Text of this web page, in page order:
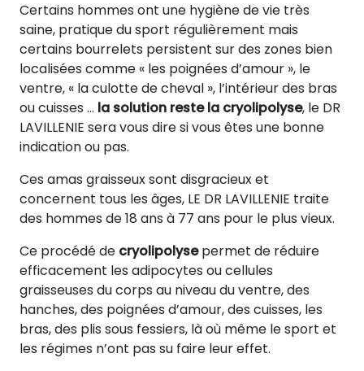
Certains hommes ont une hygiène de vie très
saine, pratique du sport régulièrement mais
certains bourrelets persistent sur des zones bien
localisées comme « les poignées d’amour », le
ventre, « la culotte de cheval », l’intérieur des bras
ou cuisses … la solution reste la cryolipolyse, le DR
LAVILLENIE sera vous dire si vous êtes une bonne
indication ou pas.
Ces amas graisseux sont disgracieux et
concernent tous les âges, LE DR LAVILLENIE traite
des hommes de 18 ans à 77 ans pour le plus vieux.
Ce procédé de cryolipolysepermet de réduire
efficacement les adipocytes ou cellules
graisseuses du corps au niveau du ventre, des
hanches, des poignées d’amour, des cuisses, les
bras, des plis sous fessiers, là où même le sport et
les régimes n’ont pas su faire leur effet.